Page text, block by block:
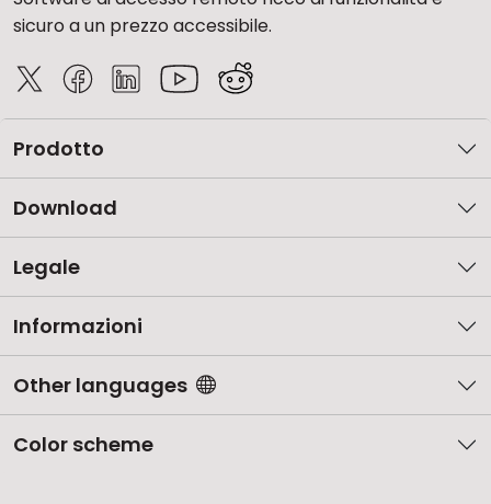
sicuro a un prezzo accessibile.
Prodotto
Download
Legale
Informazioni
Other languages
Color scheme